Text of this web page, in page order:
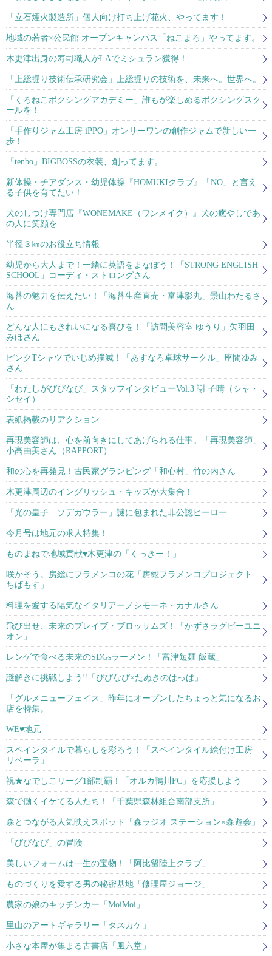
「立石煙火製造所」個人向け打ち上げ花火、やってます！
地域の若者×公民館 オープンキャンパス「ねこまろ」やってます。
木更津出身の寿司職人がLAでミシュラン獲得！
「上総掘り技術伝承研究会」上総掘りの技術を、未来へ。世界へ。
「くろねこボクシングアカデミー」誰もが楽しめるボクシングスク
ールを！
「手作りジャム工房 iPPO」オンリーワンの創作ジャムで新しい一
歩！
「tenbo」BIGBOSSの衣装、創ってます。
新体操・チアダンス・幼児体操『HOMUKIクラブ』「NO」と言え
る子供を育てたい！
犬のしつけ専門店『WONEMAKE（ワンメイク）』犬の癒やしであ
の人に笑顔を
半径３㎞のお役立ち情報
幼児から大人まで！一緒に英語をまなぼう！「STRONG ENGLISH
SCHOOL」コーディ・ストロングさん
海苔の魅力を伝えたい！「海苔生産直売・富津影丸」景山わたるさ
ん
どんな人にもきれいになる喜びを！「訪問美容室 ゆうり」矢羽田
みほさん
ピンクTシャツでいじめ撲滅！「あすなろ卓球サークル」座間ゆみ
さん
「わたしがびびなび」スタッフインタビューVol.3 謝 子晴（シャ・
シセイ）
表紙掲載のリアクション
再現美容師は、心を前向きにしてあげられる仕事。「再現美容師」
小高由美さん（RAPPORT）
和の心を再発見！古民家グランピング「和心村」竹の内さん
木更津周辺のイングリッシュ・キッズが大集合！
「光の皇子 ソデガウラー」謎に包まれた非公認ヒーロー
今月号は地元の求人特集！
ものまねで地域貢献♥木更津の「くっきー！」
咲かそう。房総にフラメンコの花「房総フラメンコプロジェクト
ちばもす」
料理を愛する陽気なイタリアーノシモーネ・カナルさん
飛び出せ、未来のブレイブ・ブロッサムズ！「かずさラグビーユニ
オン」
レンゲで食べる未来のSDGsラーメン！「富津短麺 飯蔵」
謎解きに挑戦しよう‼「びびなび×たぬきのはっぱ」
「グルメニューフェイス」昨年にオープンしたちょっと気になるお
店を特集。
WE♥地元
スペインタイルで暮らしを彩ろう！「スペインタイル絵付け工房
リベーラ」
祝★なでしこリーグ1部制覇！「オルカ鴨川FC」を応援しよう
森で働くイケてる人たち！「千葉県森林組合南部支所」
森とつながる人気映えスポット「森ラジオ ステーション×森遊会」
「びびなび」の冒険
美しいフォームは一生の宝物！「阿比留陸上クラブ」
ものづくりを愛する男の秘密基地「修理屋ジョージ」
農家の娘のキッチンカー「MoiMoi」
里山のアートギャラリー「タスカケ」
小さな本屋が集まる古書店「風六堂」